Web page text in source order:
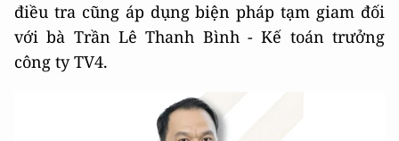
điều tra cũng áp dụng biện pháp tạm giam đối
với bà Trần Lê Thanh Bình - Kế toán trưởng
công ty TV4.